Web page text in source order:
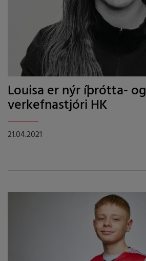
Louisa er nýr íþrótta- og
verkefnastjóri HK
21.04.2021